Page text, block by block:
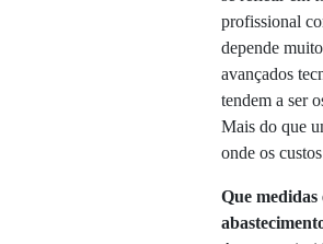
profissional
depende
avançados
tendem a ser
Mais do que
onde os
Que